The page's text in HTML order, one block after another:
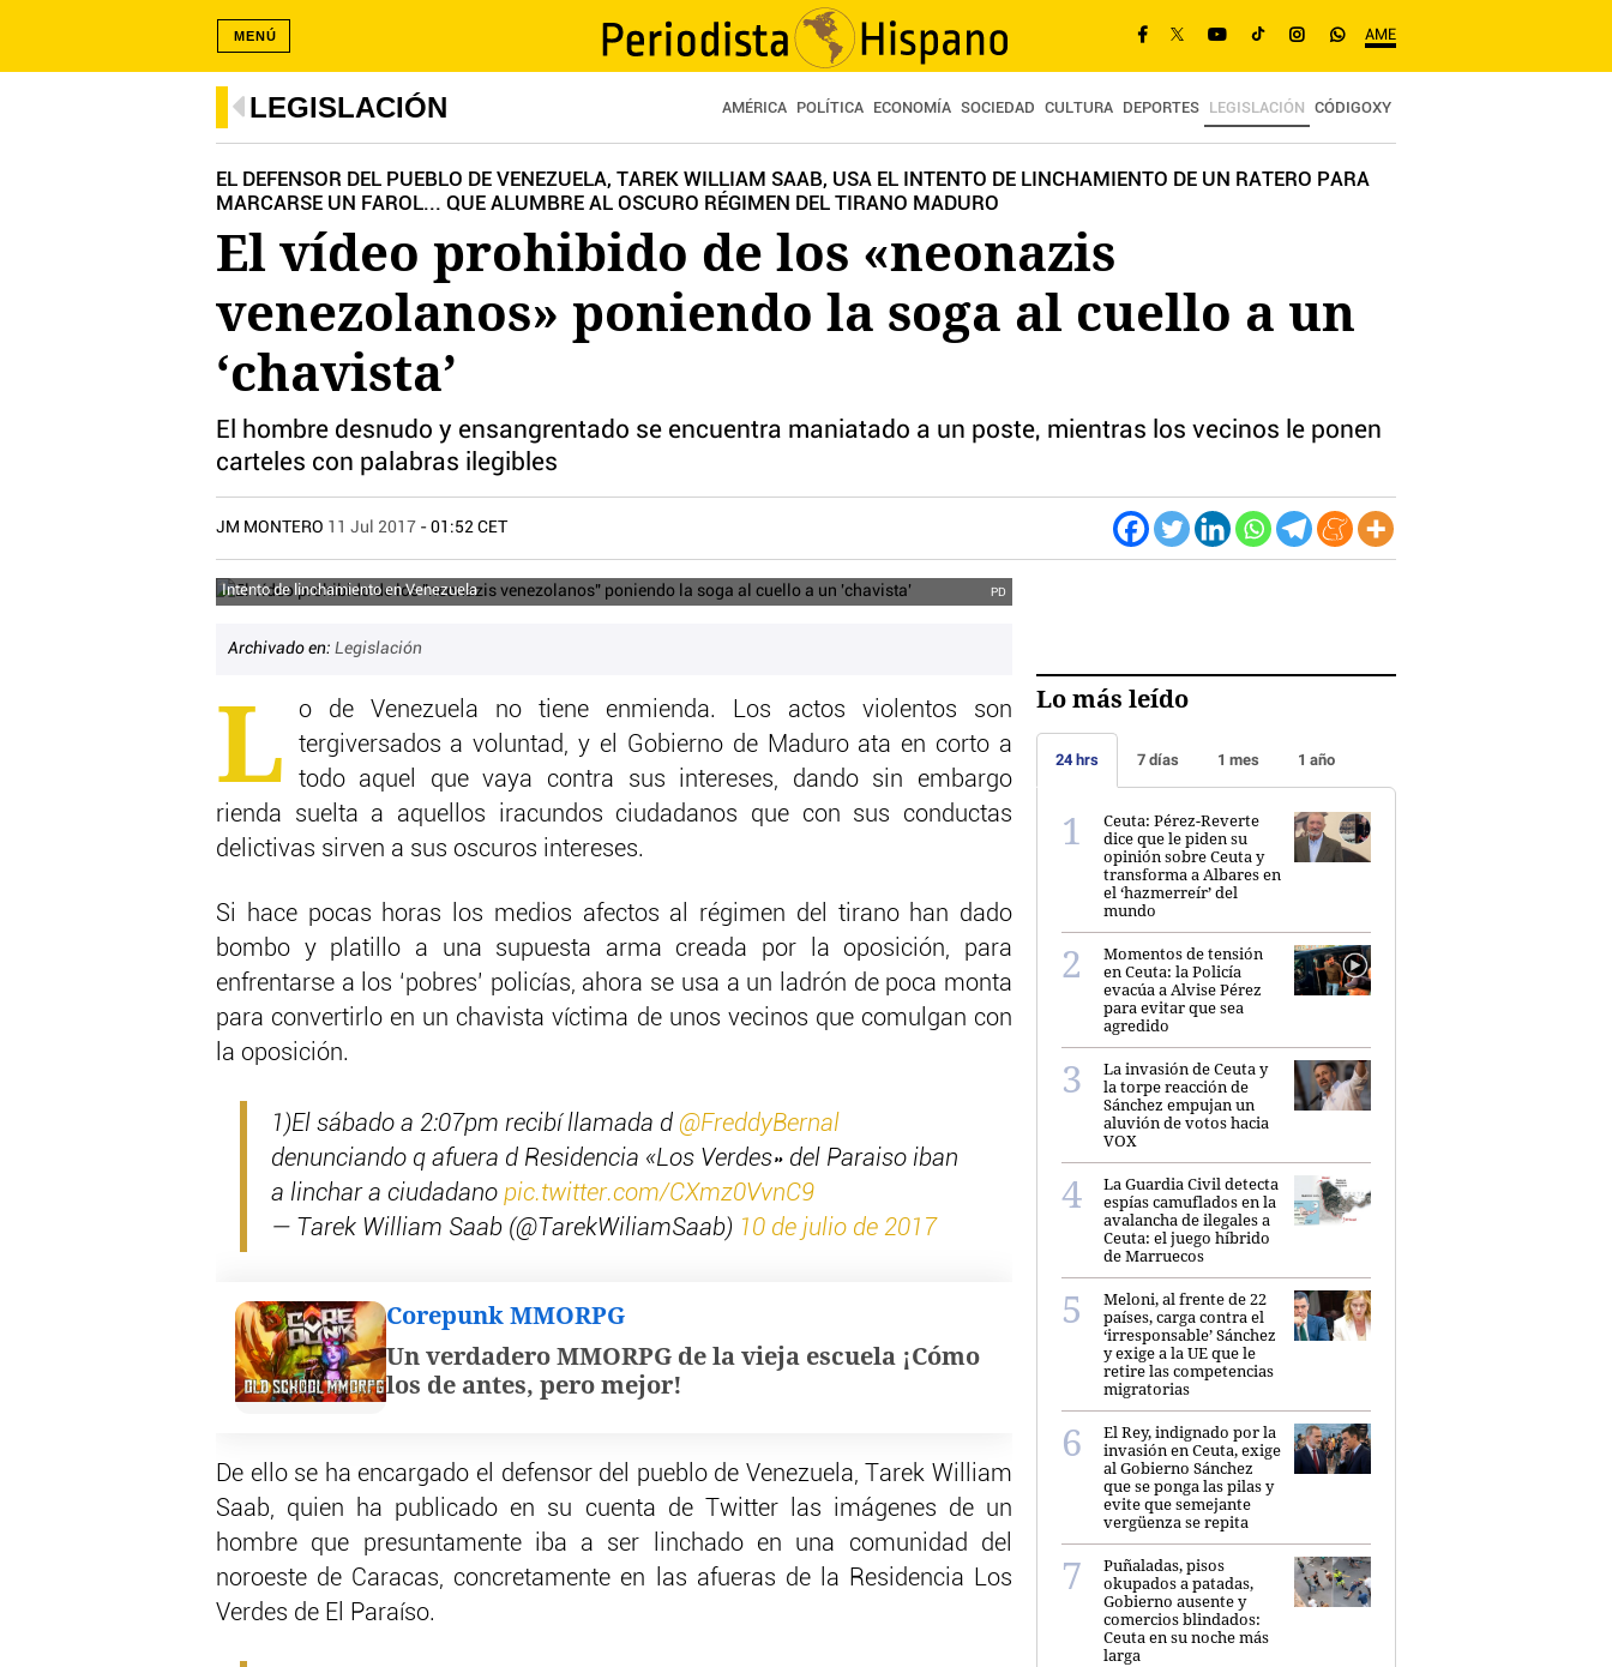
AME
MENÚ
LEGISLACIÓN AMÉRICA POLÍTICA ECONOMÍA SOCIEDAD CULTURA DEPORTES LEGISLACIÓN CÓDIGOXY
EL DEFENSOR DEL PUEBLO DE VENEZUELA, TAREK WILLIAM SAAB, USA EL INTENTO DE LINCHAMIENTO DE UN RATERO PARA
MARCARSE UN FAROL... QUE ALUMBRE AL OSCURO RÉGIMEN DEL TIRANO MADURO
El vídeo prohibido de los «neonazis
venezolanos» poniendo la soga al cuello a un
‘chavista’
El hombre desnudo y ensangrentado se encuentra maniatado a un poste, mientras los vecinos le ponen
carteles con palabras ilegibles
JM MONTERO 11 Jul 2017 - 01:52 CET
Intento de linchamiento en Venezuela PD
Archivado en: Legislación
L
o de Venezuela no tiene enmienda. Los actos violentos son
tergiversados a voluntad, y el Gobierno de Maduro ata en corto a
todo aquel que vaya contra sus intereses, dando sin embargo
rienda suelta a aquellos iracundos ciudadanos que con sus conductas
delictivas sirven a sus oscuros intereses.
Si hace pocas horas los medios afectos al régimen del tirano han dado
bombo y platillo a una supuesta arma creada por la oposición, para
enfrentarse a los ‘pobres’ policías, ahora se usa a un ladrón de poca monta
para convertirlo en un chavista víctima de unos vecinos que comulgan con
la oposición.
1)El sábado a 2:07pm recibí llamada d @FreddyBernal
denunciando q afuera d Residencia «Los Verdes» del Paraiso iban
a linchar a ciudadano pic.twitter.com/CXmz0VvnC9
— Tarek William Saab (@TarekWiliamSaab) 10 de julio de 2017
Corepunk MMORPG
Un verdadero MMORPG de la vieja escuela ¡Cómo
los de antes, pero mejor!
De ello se ha encargado el defensor del pueblo de Venezuela, Tarek William
Saab, quien ha publicado en su cuenta de Twitter las imágenes de un
hombre que presuntamente iba a ser linchado en una comunidad del
noroeste de Caracas, concretamente en las afueras de la Residencia Los
Verdes de El Paraíso.
Lo más leído
24 hrs 7 días 1 mes 1 año
Ceuta: Pérez-Reverte
dice que le piden su
opinión sobre Ceuta y
transforma a Albares en
el ‘hazmerreír’ del
mundo
Momentos de tensión
en Ceuta: la Policía
evacúa a Alvise Pérez
para evitar que sea
agredido
La invasión de Ceuta y
la torpe reacción de
Sánchez empujan un
aluvión de votos hacia
VOX
La Guardia Civil detecta
espías camuflados en la
avalancha de ilegales a
Ceuta: el juego híbrido
de Marruecos
Meloni, al frente de 22
países, carga contra el
‘irresponsable’ Sánchez
y exige a la UE que le
retire las competencias
migratorias
El Rey, indignado por la
invasión en Ceuta, exige
al Gobierno Sánchez
que se ponga las pilas y
evite que semejante
vergüenza se repita
Puñaladas, pisos
okupados a patadas,
Gobierno ausente y
comercios blindados:
Ceuta en su noche más
larga